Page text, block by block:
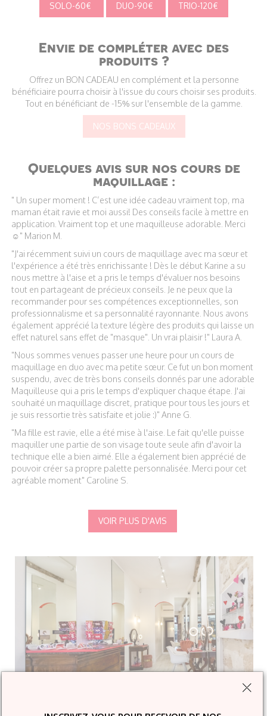
SOLO-60€ DUO-90€ TRIO-120€
Envie de compléter avec des
produits ?
Offrez un BON CADEAU en complément et la personne
bénéficiaire pourra choisir à l'issue du cours choisir ses produits.
Tout en bénéficiant de -15% sur l'ensemble de la gamme.
NOS BONS CADEAUX
Quelques avis sur nos cours de
maquillage :
" Un super moment ! C’est une idée cadeau vraiment top, ma
maman était ravie et moi aussi! Des conseils facile à mettre en
application. Vraiment top et une maquilleuse adorable. Merci
☺️" Marion M.
"J'ai récemment suivi un cours de maquillage avec ma sœur et
l'expérience a été très enrichissante ! Dès le début Karine a su
nous mettre à l'aise et a pris le temps d'évaluer nos besoins
tout en partageant de précieux conseils. Je ne peux que la
recommander pour ses compétences exceptionnelles, son
professionnalisme et sa personnalité rayonnante. Nous avons
également apprécié la texture légère des produits qui laisse un
effet naturel sans effet de "masque". Un vrai plaisir !" Laura A.
"Nous sommes venues passer une heure pour un cours de
maquillage en duo avec ma petite sœur. Ce fut un bon moment
suspendu, avec de très bons conseils donnés par une adorable
Maquilleuse qui a pris le temps d'expliquer chaque étape. J'ai
souhaité un maquillage discret, pratique pour tous les jours et
je suis ressortie très satisfaite et jolie :)" Anne G.
"Ma fille est ravie, elle a été mise à l'aise. Le fait qu'elle puisse
maquiller une partie de son visage toute seule afin d'avoir la
technique elle a bien aimé. Elle a également bien apprécié de
pouvoir créer sa propre palette personnalisée. Merci pour cet
agréable moment" Caroline S.
VOIR PLUS D'AVIS